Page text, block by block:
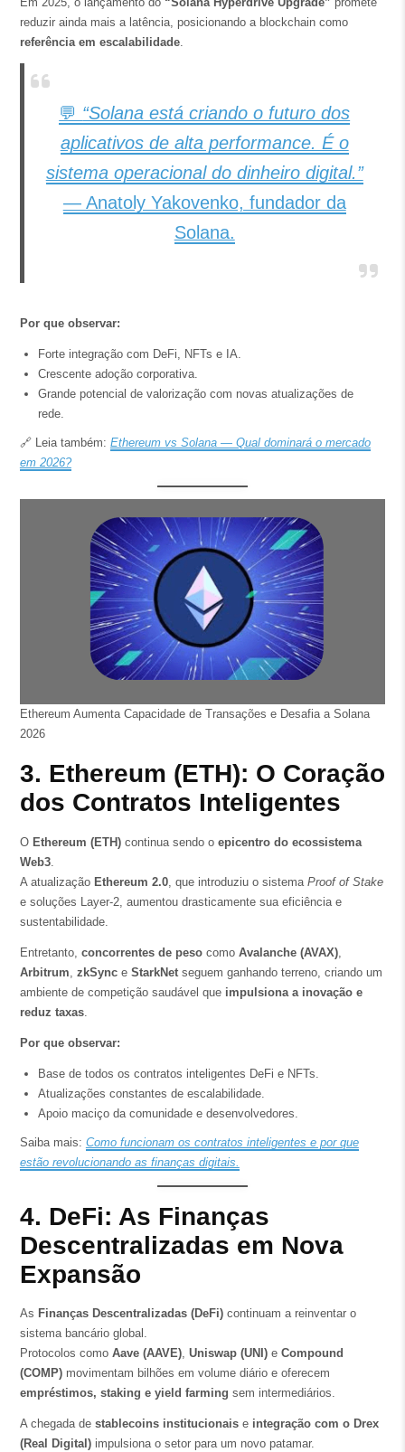
reduzir ainda mais a latência, posicionando a blockchain como
referência em escalabilidade.
💬 “Solana está criando o futuro dos
aplicativos de alta performance. É o
sistema operacional do dinheiro digital.”
— Anatoly Yakovenko, fundador da
Solana.
Por que observar:
Forte integração com DeFi, NFTs e IA.
Crescente adoção corporativa.
Grande potencial de valorização com novas atualizações de
rede.
🔗 Leia também: Ethereum vs Solana — Qual dominará o mercado
em 2026?
Ethereum Aumenta Capacidade de Transações e Desafia a Solana
2026
3. Ethereum (ETH): O Coração
dos Contratos Inteligentes
O Ethereum (ETH)continua sendo o epicentro do ecossistema
Web3.
A atualização Ethereum 2.0, que introduziu o sistema Proof of Stake
e soluções Layer-2, aumentou drasticamente sua eficiência e
sustentabilidade.
Entretanto, concorrentes de pesocomo Avalanche (AVAX),
Arbitrum zkSynce StarkNetseguem ganhando terreno, criando um
ambiente de competição saudável que impulsiona a inovação e
reduz taxas.
Por que observar:
Base de todos os contratos inteligentes DeFi e NFTs.
Atualizações constantes de escalabilidade.
Apoio maciço da comunidade e desenvolvedores.
Saiba mais: Como funcionam os contratos inteligentes e por que
estão revolucionando as finanças digitais.
4. DeFi: As Finanças
Descentralizadas em Nova
Expansão
As Finanças Descentralizadas (DeFi)continuam a reinventar o
sistema bancário global.
Protocolos como Aave (AAVE), Uniswap (UNI)e Compound
(COMP)movimentam bilhões em volume diário e oferecem
empréstimos, staking e yield farming sem intermediários.
A chegada de stablecoins institucionaise integração com o Drex
(Real Digital)impulsiona o setor para um novo patamar.